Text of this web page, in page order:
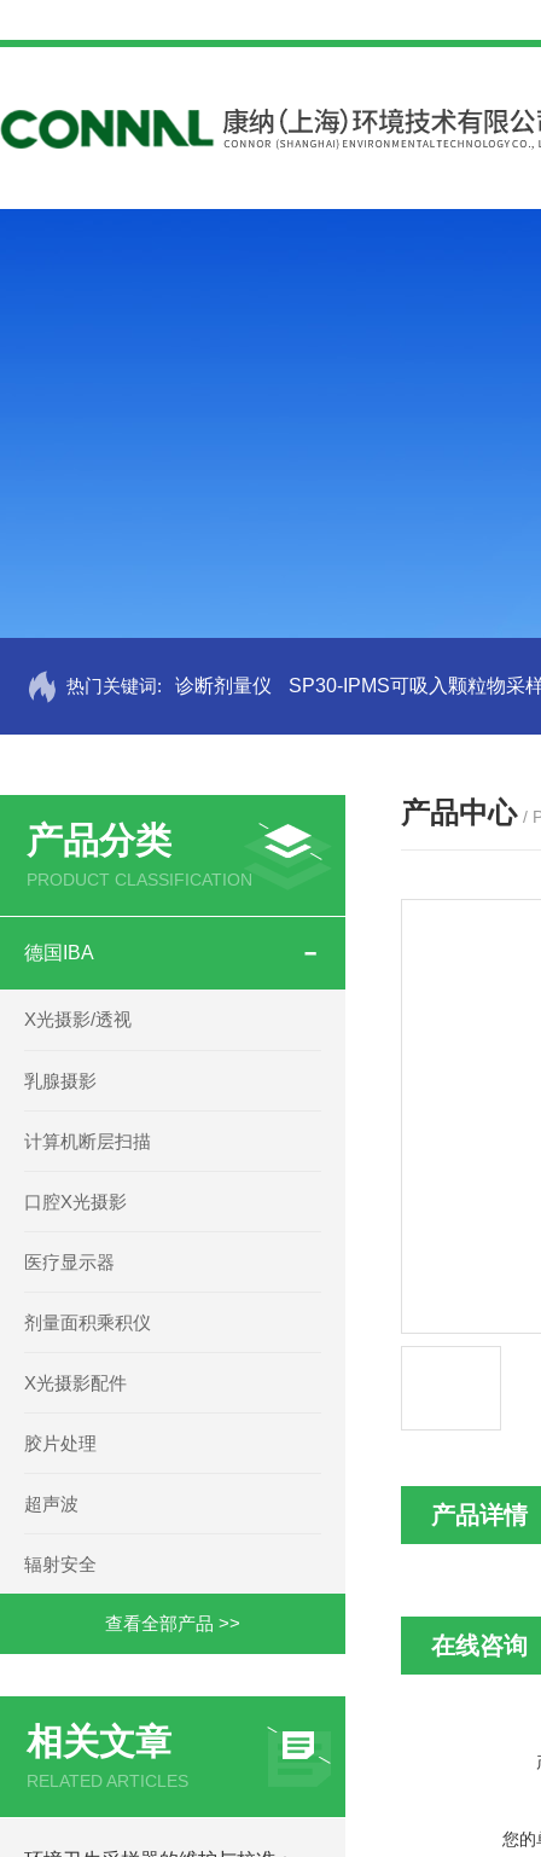
热门关键词: 诊断剂量仪 SP30-IPMS可吸入颗粒物采
产品分类
PRODUCT CLASSIFICATION
德国IBA
X光摄影/透视
乳腺摄影
计算机断层扫描
口腔X光摄影
医疗显示器
剂量面积乘积仪
X光摄影配件
胶片处理
超声波
辐射安全
查看全部产品 >>
相关文章
RELATED ARTICLES
产品中心 /
产品详情
在线咨询
您的